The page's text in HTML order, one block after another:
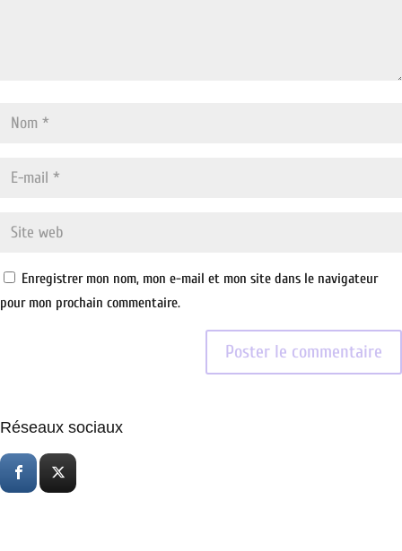
Enregistrer mon nom, mon e-mail et mon site dans le navigateur
pour mon prochain commentaire.
Réseaux sociaux